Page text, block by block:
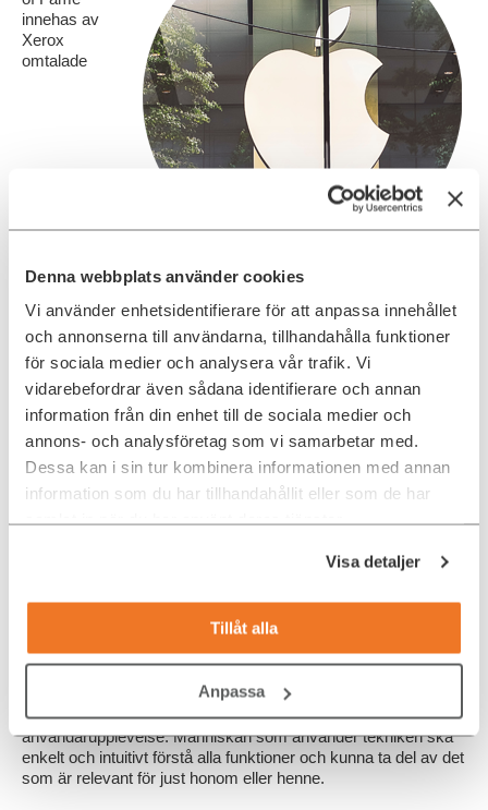
Denna webbplats använder cookies
Vi använder enhetsidentifierare för att anpassa innehållet
och annonserna till användarna, tillhandahålla funktioner
för sociala medier och analysera vår trafik. Vi
vidarebefordrar även sådana identifierare och annan
information från din enhet till de sociala medier och
annons- och analysföretag som vi samarbetar med.
Dessa kan i sin tur kombinera informationen med annan
information som du har tillhandahållit eller som de har
samlat in när du har använt deras tjänster.
Visa detaljer
Tillåt alla
Anpassa
innehas av
Xerox
omtalade
forskningsavdelning PARC. På 1970-talet utvecklade
medarbetarna där både ett grafiskt användargränssnitt för
datorer och datormusen. Men det var inte Xerox som kom att
lansera innovationerna. Istället var det Apples grundare Steve
Jobs som insåg att detta var persondatorns framtid.
Jobs var i det närmaste besatt av att optimera
användarupplevelsen och göra gränssnittet mellan människa
och maskin så sömlöst som möjligt. Så har också Apple
levererat den ena milstolpen efter den andra i UX:ens historia.
plastlådor. Och med Ipoden förändrade Apple både
musikindustrin och vårt sätt att konsumera musik. Med
introduktionen av Iphone 2007 omdefinierade Apple telefonen i
Nya yrkesgrupper idag
Idag handlar mycket om användarupplevelse. Resultatet av ett
väl utfört UX-arbete är en problemfri, positiv och gärna lustfylld
användarupplevelse. Människan som använder tekniken ska
enkelt och intuitivt förstå alla funktioner och kunna ta del av det
som är relevant för just honom eller henne.